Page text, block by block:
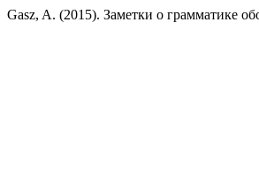
Gasz, A. (2015). Заметки о грамматике